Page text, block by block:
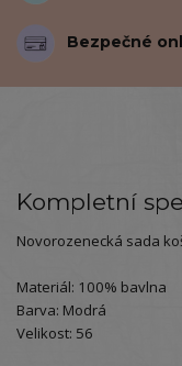
Bezpečné
Kompletní
Novorozenecká sada
Materiál: 100% bavlna
Barva: Modrá
Velikost: 56